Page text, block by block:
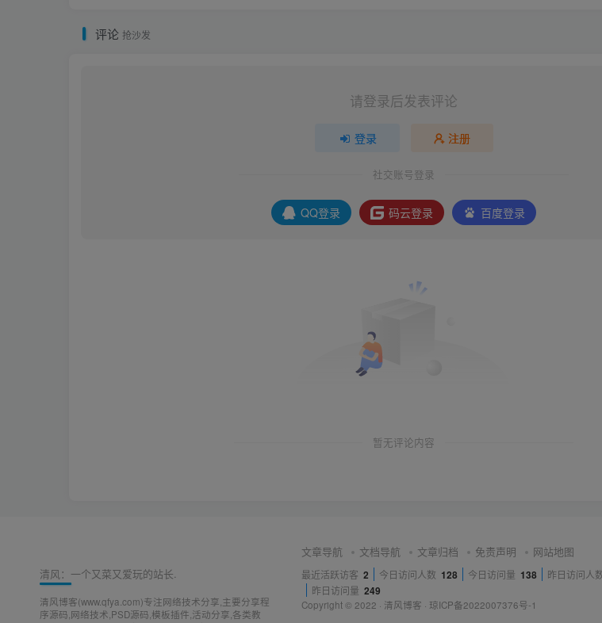
评论 抢沙发
请登录后发表评论
登录 注册
社交账号登录
QQ登录 码云登录 百度登录
暂无评论内容
清风：一个又菜又爱玩的站长.
清风博客(www.qfya.com)专注网络技术分享,主要分享程
序源码,网络技术,PSD源码,模板插件,活动分享,各类教
文章导航 文档导航 文章归档 免责声明 网站地图
最近活跃访客 2 今日访问人数 128 今日访问量 138 昨日访问人
昨日访问量 249
Copyright © 2022 · 清风博客 · 琼ICP备2022007376号-1